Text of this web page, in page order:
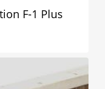
F-1 Plus